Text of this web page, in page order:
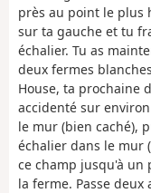
près au point le plus
sur ta gauche et tu
échalier. Tu as
deux fermes
House, ta prochaine
accidenté sur
le mur (bien caché),
échalier dans le mur
ce champ jusqu'à
la ferme. Passe